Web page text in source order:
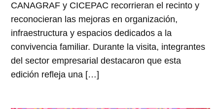
CANAGRAF y CICEPAC recorrieran el recinto y
reconocieran las mejoras en organización,
infraestructura y espacios dedicados a la
convivencia familiar. Durante la visita, integrantes
del sector empresarial destacaron que esta
edición refleja una […]